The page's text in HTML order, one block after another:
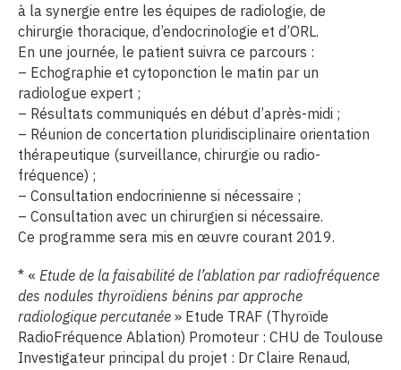
à la synergie entre les équipes de radiologie, de
chirurgie thoracique, d’endocrinologie et d’ORL.
En une journée, le patient suivra ce parcours :
– Echographie et cytoponction le matin par un
radiologue expert ;
– Résultats communiqués en début d’après-midi ;
– Réunion de concertation pluridisciplinaire orientation
thérapeutique (surveillance, chirurgie ou radio-
fréquence) ;
– Consultation endocrinienne si nécessaire ;
– Consultation avec un chirurgien si nécessaire.
Ce programme sera mis en œuvre courant 2019.
* « Etude de la faisabilité de l’ablation par radiofréquence
des nodules thyroïdiens bénins par approche
radiologique percutanée » Etude TRAF (Thyroïde
RadioFréquence Ablation) Promoteur : CHU de Toulouse
Investigateur principal du projet : Dr Claire Renaud,